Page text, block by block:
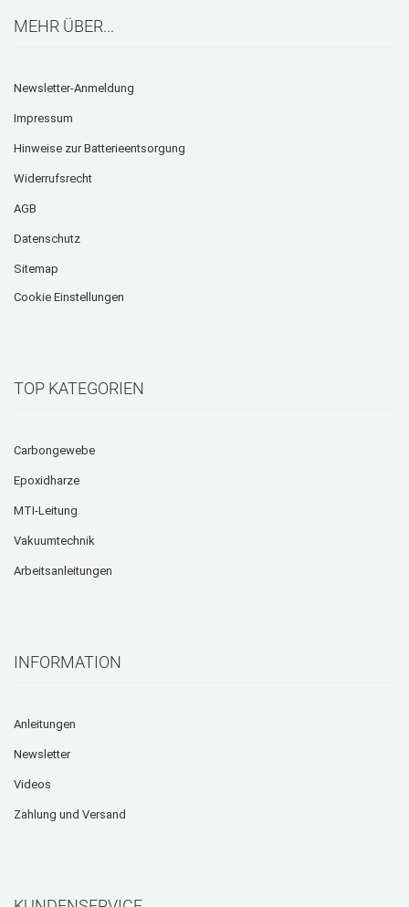
MEHR ÜBER...
Newsletter-Anmeldung
Impressum
Hinweise zur Batterieentsorgung
Widerrufsrecht
AGB
Datenschutz
Sitemap
Cookie Einstellungen
TOP KATEGORIEN
Carbongewebe
Epoxidharze
MTI-Leitung
Vakuumtechnik
Arbeitsanleitungen
INFORMATION
Anleitungen
Newsletter
Videos
Zahlung und Versand